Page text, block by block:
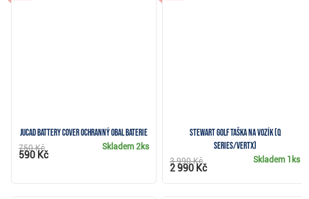
JuCad Battery Cover ochranný obal baterie
Skladem 2ks
750 Kč
590 Kč
Stewart Golf taška na vozík (Q
Series/VERTX)
Skladem 1ks
3 990 Kč
2 990 Kč